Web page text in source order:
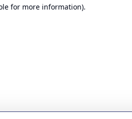
for more information).